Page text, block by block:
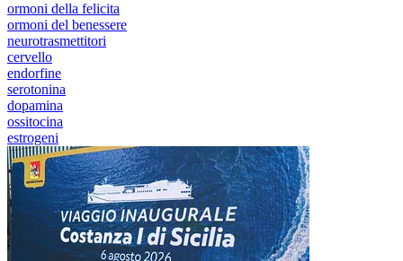
ormoni della felicita
ormoni del benessere
neurotrasmettitori
cervello
endorfine
serotonina
dopamina
ossitocina
estrogeni